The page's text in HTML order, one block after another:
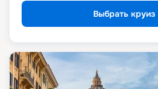
Выбрать круиз